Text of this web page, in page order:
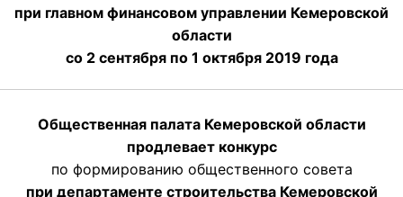
при главном финансовом управлении Кемеровской
области
со 2 сентября по 1 октября 2019 года
Общественная палата Кемеровской области
продлевает конкурс
по формированию общественного совета
при департаменте строительства Кемеровской